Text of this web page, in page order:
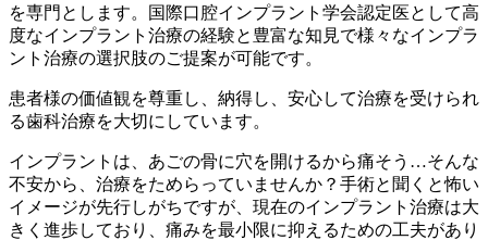
を専門とします。国際口腔インプラント学会認定医として高
度なインプラント治療の経験と豊富な知見で様々なインプラ
ント治療の選択肢のご提案が可能です。
患者様の価値観を尊重し、納得し、安心して治療を受けられ
る歯科治療を大切にしています。
インプラントは、あごの骨に穴を開けるから痛そう…そんな
不安から、治療をためらっていませんか？手術と聞くと怖い
イメージが先行しがちですが、現在のインプラント治療は大
きく進歩しており、痛みを最小限に抑えるための工夫があり